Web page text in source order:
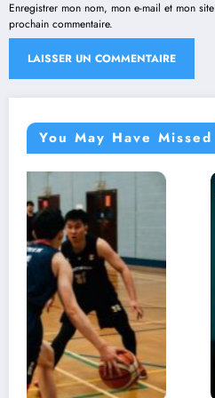
Enregistrer mon nom, mon e-mail et mon
prochain commentaire.
You May Have Missed
NON CLASSÉ